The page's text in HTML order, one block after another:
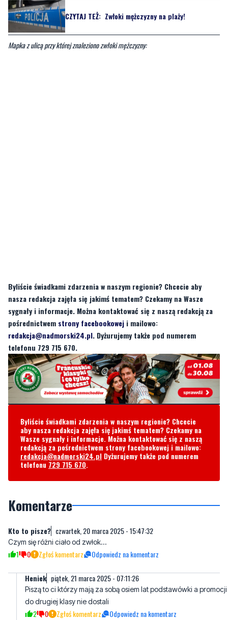
CZYTAJ TEŻ: Zwłoki mężczyzny na plaży!
Mapka z ulicą przy której znaleziono zwłoki mężczyzny:
Byliście świadkami zdarzenia w naszym regionie? Chcecie aby
nasza redakcja zajęła się jakimś tematem? Czekamy na Wasze
sygnały i informacje. Można kontaktować się z naszą redakcją za
pośrednictwem strony facebookowej i mailowo:
redakcja@nadmorski24.pl. Dyżurujemy także pod numerem
telefonu 729 715 670.
Byliście świadkami zdarzenia w naszym regionie? Chcecie
aby nasza redakcja zajęła się jakimś tematem? Czekamy na
Wasze sygnały i informacje. Można kontaktować się z naszą
redakcją za pośrednictwem strony facebookowej i mailowo:
redakcja@nadmorski24.pl Dyżurujemy także pod numerem
telefonu 729 715 670.
Komentarze
Kto to pisze? czwartek, 20 marca 2025 - 15:47:32
Czym się różni ciało od zwłok...
1 0 Zgłoś komentarz Odpowiedz na komentarz
Heniek piątek, 21 marca 2025 - 07:11:26
Piszą to ci którzy mają za sobą osiem lat podstawówki a promocji
do drugiej klasy nie dostali
2 0 Zgłoś komentarz Odpowiedz na komentarz